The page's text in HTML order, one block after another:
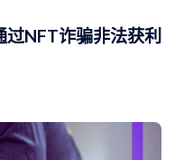
NFT诈骗非法获利